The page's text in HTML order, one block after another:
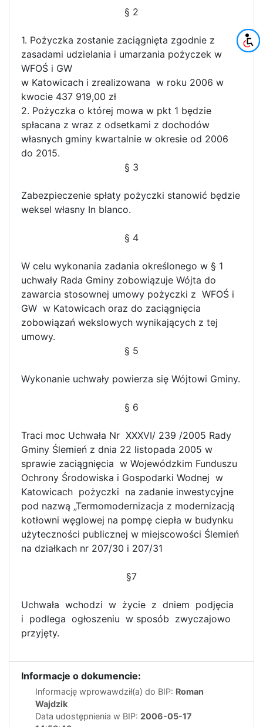
§ 2
1. Pożyczka zostanie zaciągnięta zgodnie z
zasadami udzielania i umarzania pożyczek w
WFOŚ i GW
w Katowicach i zrealizowana w roku 2006 w
kwocie 437 919,00 zł
2. Pożyczka o której mowa w pkt 1 będzie
spłacana z wraz z odsetkami z dochodów
własnych gminy kwartalnie w okresie od 2006
do 2015.
§ 3
Zabezpieczenie spłaty pożyczki stanowić będzie
weksel własny In blanco.
§ 4
W celu wykonania zadania określonego w § 1
uchwały Rada Gminy zobowiązuje Wójta do
zawarcia stosownej umowy pożyczki z WFOŚ i
GW w Katowicach oraz do zaciągnięcia
zobowiązań wekslowych wynikających z tej
umowy.
§ 5
Wykonanie uchwały powierza się Wójtowi Gminy.
§ 6
Traci moc Uchwała Nr XXXVI/ 239 /2005 Rady
Gminy Ślemień z dnia 22 listopada 2005 w
sprawie zaciągnięcia w Wojewódzkim Funduszu
Ochrony Środowiska i Gospodarki Wodnej w
Katowicach pożyczki na zadanie inwestycyjne
pod nazwą „Termomodernizacja z modernizacją
kotłowni węglowej na pompę ciepła w budynku
użyteczności publicznej w miejscowości Ślemień
na działkach nr 207/30 i 207/31
§7
Uchwała wchodzi w życie z dniem podjęcia
i podlega ogłoszeniu w sposób zwyczajowo
przyjęty.
Informacje o dokumencie:
Informację wprowawdził(a) do BIP: Roman
Wajdzik
Data udostępnienia w BIP: 2006-05-17